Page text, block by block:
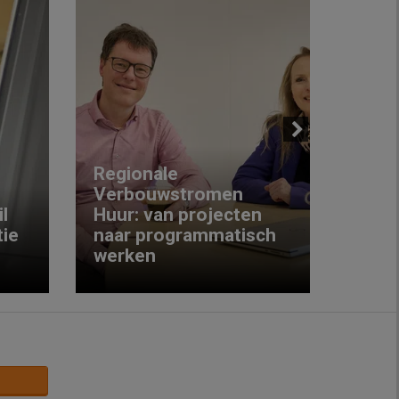
Regionale
Verbouwstromen
Huur: van projecten
naar programmatisch
werken
Next